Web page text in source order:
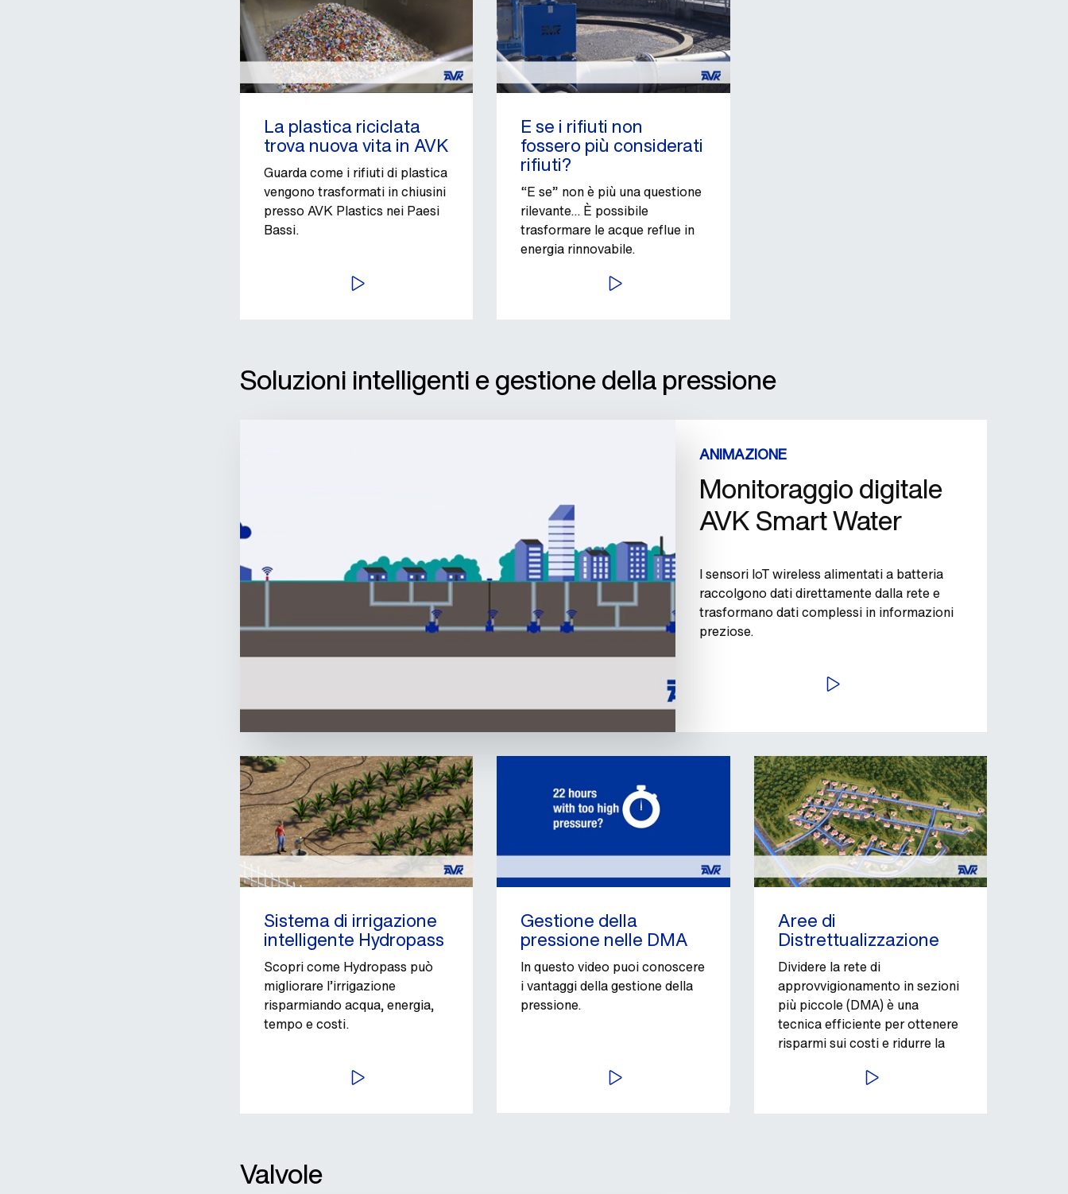
La plastica riciclata
trova nuova vita in AVK
Guarda come i rifiuti di plastica
vengono trasformati in chiusini
presso AVK Plastics nei Paesi
Bassi.
AVVIA
E se i rifiuti non
fossero più considerati
rifiuti?
“E se” non è più una questione
rilevante… È possibile
trasformare le acque reflue in
energia rinnovabile.
AVVIA
Soluzioni intelligenti e gestione della pressione
ANIMAZIONE
Monitoraggio digitale
AVK Smart Water
I sensori IoT wireless alimentati a batteria
raccolgono dati direttamente dalla rete e
trasformano dati complessi in informazioni
preziose.
AVVIA
Sistema di irrigazione
intelligente Hydropass
Scopri come Hydropass può
migliorare l’irrigazione
risparmiando acqua, energia,
tempo e costi.
AVVIA
Gestione della
pressione nelle DMA
In questo video puoi conoscere
i vantaggi della gestione della
pressione.
AVVIA
Aree di
Distrettualizzazione
Dividere la rete di
approvvigionamento in sezioni
più piccole (DMA) è una
tecnica efficiente per ottenere
risparmi sui costi e ridurre la
AVVIA
Valvole